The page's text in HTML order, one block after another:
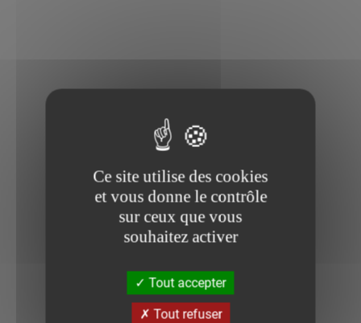
Ce site utilise des cookies
et vous donne le contrôle
sur ceux que vous
souhaitez activer
Tout accepter
Tout refuser